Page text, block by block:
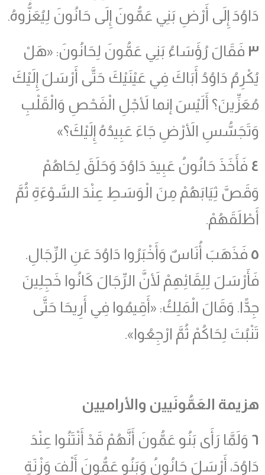
دَاوُدَ إِلَى أَرْضِ بَنِي عَمُّونَ إِلَى حَانُونَ لِيُعَزُّوهُ.
٣ فَقَالَ رُؤَسَاءُ بَنِي عَمُّونَ لِحَانُونَ: «هَلْ
يُكْرِمُ دَاوُدُ أَبَاكَ فِي عَيْنَيْكَ حَتَّى أَرْسَلَ إِلَيْكَ
مُعَزِّينَ؟ أَلَيْسَ إنما لأَجْلِ الْفَحْصِ وَالْقَلْبِ
وَتَجَسُّسِ الأَرْضِ جَاءَ عَبِيدُهُ إِلَيْكَ؟»
٤ فَأَخَذَ حَانُونُ عَبِيدَ دَاوُدَ وَحَلَقَ لِحَاهُمْ
وَقَصَّ ثِيَابَهُمْ مِنَ الْوَسَطِ عِنْدَ السَّوْءَةِ ثُمَّ
أَطْلَقَهُمْ.
٥ فَذَهَبَ أُنَاسٌ وَأَخْبَرُوا دَاوُدَ عَنِ الرِّجَالِ.
فَأَرْسَلَ لِلِقَائِهِمْ لأَنَّ الرِّجَالَ كَانُوا خَجِلِينَ
جِدًّا. وَقَالَ الْمَلِكُ: «أَقِيمُوا فِي أَرِيحَا حَتَّى
تَنْبُتَ لِحَاكُمْ ثُمَّ ارْجِعُوا».
هزيمة العَمُّونَيين والأراميين
٦ وَلَمَّا رَأَى بَنُو عَمُّونَ أَنَّهُمْ قَدْ أَنْتَنُوا عِنْدَ
دَاوُدَ، أَرْسَلَ حَانُونُ وَبَنُو عَمُّونَ أَلْفَ وَزْنَةٍ